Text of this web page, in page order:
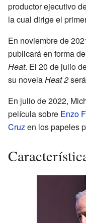
productor ejecutivo
la cual dirige el
En noviembre de
publicará en forma
Heat. El 20 de julio
su novelaHeat 2
En julio de 2022,
película sobre Enzo
Cruzen los papeles